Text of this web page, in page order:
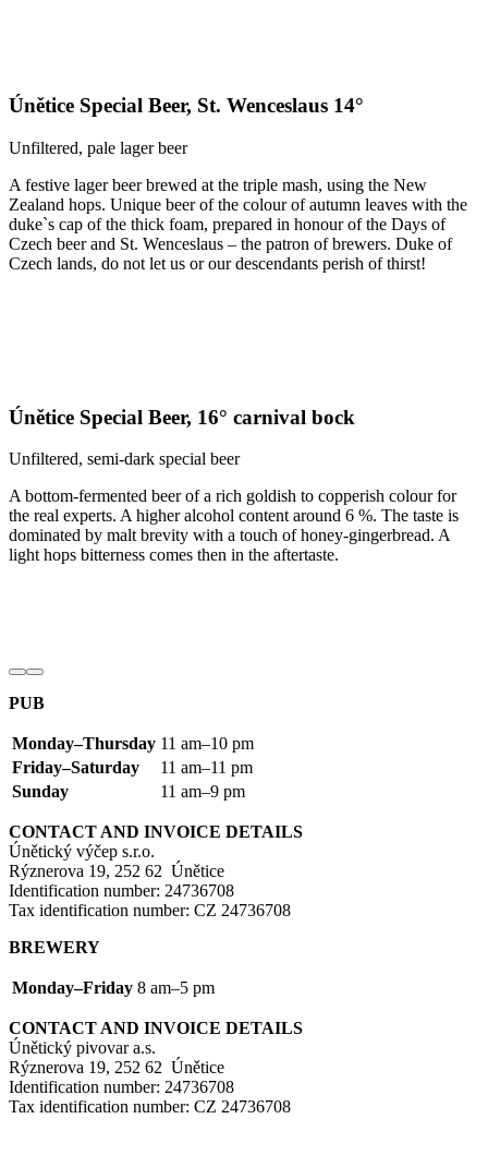
Únětice Special Beer, St. Wenceslaus 14°
Unfiltered, pale lager beer
A festive lager beer brewed at the triple mash, using the New
Zealand hops. Unique beer of the colour of autumn leaves with the
duke`s cap of the thick foam, prepared in honour of the Days of
Czech beer and St. Wenceslaus – the patron of brewers. Duke of
Czech lands, do not let us or our descendants perish of thirst!
Únětice Special Beer, 16° carnival bock
Unfiltered, semi-dark special beer
A bottom-fermented beer of a rich goldish to copperish colour for
the real experts. A higher alcohol content around 6 %. The taste is
dominated by malt brevity with a touch of honey-gingerbread. A
light hops bitterness comes then in the aftertaste.
PUB
Monday–Thursday 11 am–10 pm
Friday–Saturday
11 am–11 pm
Sunday
11 am–9 pm
CONTACT AND INVOICE DETAILS
Únětický výčep s.r.o.
Rýznerova 19, 252 62 Únětice
Identification number: 24736708
Tax identification number: CZ 24736708
BREWERY
Monday–Friday 8 am–5 pm
CONTACT AND INVOICE DETAILS
Únětický pivovar a.s.
Rýznerova 19, 252 62 Únětice
Identification number: 24736708
Tax identification number: CZ 24736708